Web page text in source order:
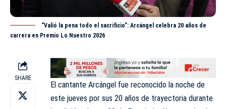
“Valió la pena todo el sacrificio”: Arcángel celebra 20 años de
carrera en Premio Lo Nuestro 2026
SHARE
El cantante Arcángel fue reconocido la noche de
este jueves por sus 20 años de trayectoria durante